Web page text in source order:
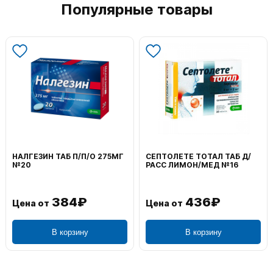
Популярные товары
НАЛГЕЗИН ТАБ П/П/О 275МГ
№20
Цена от 384₽
В корзину
СЕПТОЛЕТЕ ТОТАЛ ТАБ Д/
РАСС ЛИМОН/МЕД №16
Цена от 436₽
В корзину